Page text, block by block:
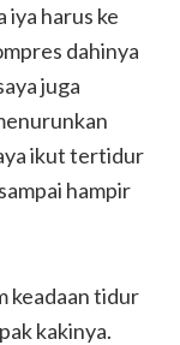
iya harus ke
dahinya
juga
ikut tertidur
hampir
keadaan tidur
kakinya.